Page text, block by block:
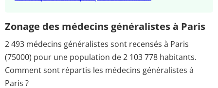
Zonage des médecins généralistes à Paris
2 493 médecins généralistes sont recensés à Paris
(75000) pour une population de 2 103 778 habitants.
Comment sont répartis les médecins généralistes à
Paris ?